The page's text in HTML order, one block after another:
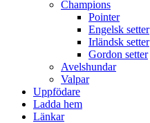
Champions
Pointer
Engelsk setter
Irländsk setter
Gordon setter
Avelshundar
Valpar
Uppfödare
Ladda hem
Länkar